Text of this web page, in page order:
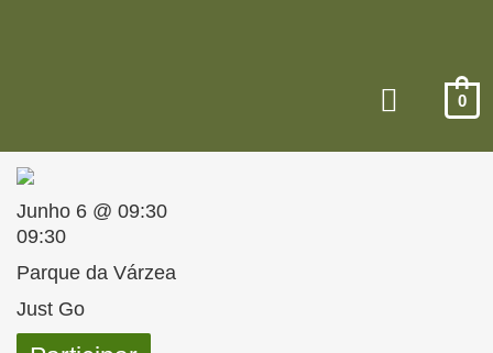
0
Junho 6 @ 09:30
09:30
Parque da Várzea
Just Go